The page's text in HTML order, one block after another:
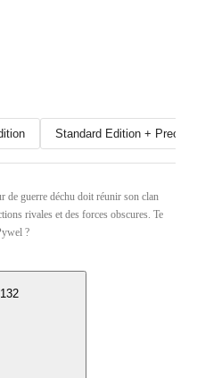
Standard Edition +
de guerre déchu doit réunir son clan
rivales et des forces obscures. Te
?
132